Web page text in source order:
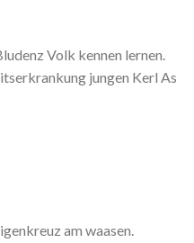
Volk kennen lernen.
jungen Kerl As
am waasen.